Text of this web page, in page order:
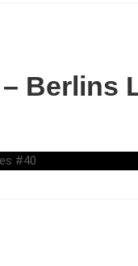
Berlins